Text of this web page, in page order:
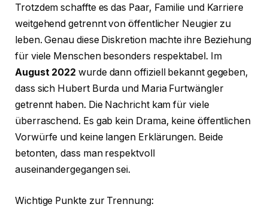
Trotzdem schaffte es das Paar, Familie und Karriere
weitgehend getrennt von öffentlicher Neugier zu
leben. Genau diese Diskretion machte ihre Beziehung
für viele Menschen besonders respektabel. Im
August 2022 wurde dann offiziell bekannt gegeben,
dass sich Hubert Burda und Maria Furtwängler
getrennt haben. Die Nachricht kam für viele
überraschend. Es gab kein Drama, keine öffentlichen
Vorwürfe und keine langen Erklärungen. Beide
betonten, dass man respektvoll
auseinandergegangen sei.
Wichtige Punkte zur Trennung: